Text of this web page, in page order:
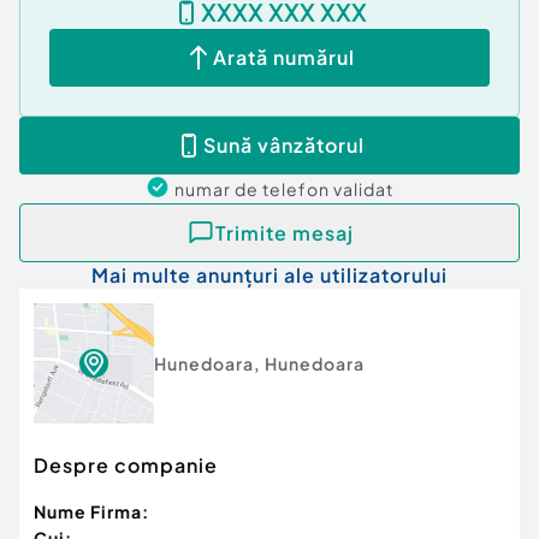
Bloc de apartamente
XXXX XXX XXX
Arată numărul
Sună vânzătorul
numar de telefon validat
Trimite mesaj
Mai multe anunțuri ale utilizatorului
Hunedoara, Hunedoara
Despre companie
Nume Firma: